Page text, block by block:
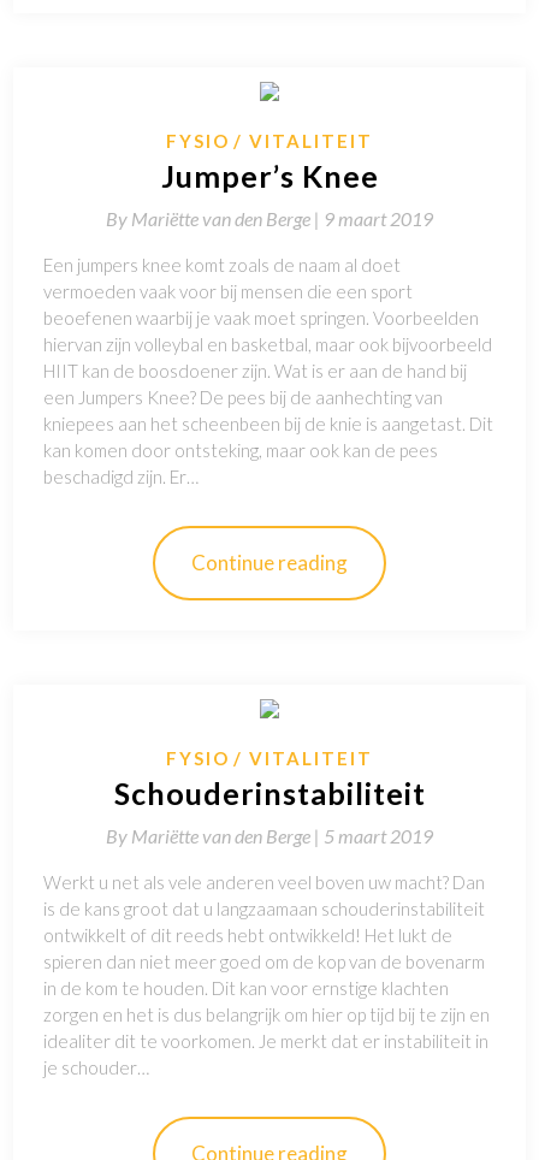
FYSIO VITALITEIT
Jumper’s Knee
By Mariëtte van den Berge | 9 maart 2019
Een jumpers knee komt zoals de naam al doet
vermoeden vaak voor bij mensen die een sport
beoefenen waarbij je vaak moet springen. Voorbeelden
hiervan zijn volleybal en basketbal, maar ook bijvoorbeeld
HIIT kan de boosdoener zijn. Wat is er aan de hand bij
een Jumpers Knee? De pees bij de aanhechting van
kniepees aan het scheenbeen bij de knie is aangetast. Dit
kan komen door ontsteking, maar ook kan de pees
beschadigd zijn. Er…
Continue reading
FYSIO VITALITEIT
Schouderinstabiliteit
By Mariëtte van den Berge | 5 maart 2019
Werkt u net als vele anderen veel boven uw macht? Dan
is de kans groot dat u langzaamaan schouderinstabiliteit
ontwikkelt of dit reeds hebt ontwikkeld! Het lukt de
spieren dan niet meer goed om de kop van de bovenarm
in de kom te houden. Dit kan voor ernstige klachten
zorgen en het is dus belangrijk om hier op tijd bij te zijn en
idealiter dit te voorkomen. Je merkt dat er instabiliteit in
je schouder…
Continue reading